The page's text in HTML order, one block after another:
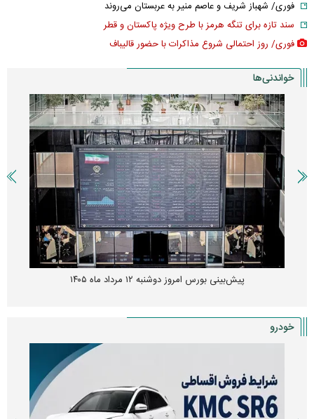
فوری/ شهباز شریف و عاصم منیر به عربستان می‌روند
سند تازه برای تنگه هرمز با طرح ویژه پاکستان و قطر
فوری/ روز احتمالی شروع مذاکرات با حضور قالیباف
خواندنی‌ها
پیش‌بینی بورس امروز دوشنبه ۱۲ مرداد ماه ۱۴۰۵
خودرو